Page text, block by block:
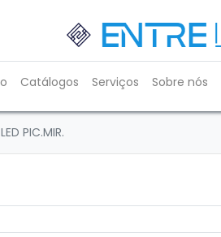
Catálogos Serviços Sobre nós
PIC.MIR.